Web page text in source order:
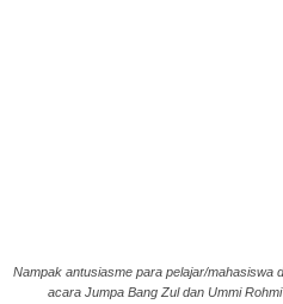
Nampak antusiasme para pelajar/mahasiswa
acara Jumpa Bang Zul dan Ummi